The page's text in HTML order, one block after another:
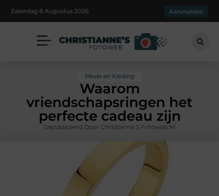
Zaterdag 8 Augustus 2026 Aanmelden
Mode en Kleding
Waarom
vriendschapsringen het
perfecte cadeau zijn
Gepubliceerd Door Christianne S Fotoweb.nl